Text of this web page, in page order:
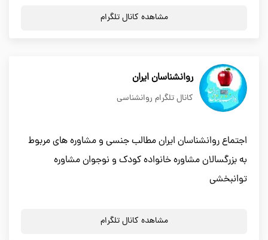
مشاهده کانال تلگرام
روانشناسان ایران
کانال تلگرام روانشناسی
اجتماع روانشناسان ایران مطالب جنسی و مشاوره های مربوط
به بزرگسالان مشاوره خانواده کودک و نوجوان مشاوره
توانبخشی
مشاهده کانال تلگرام